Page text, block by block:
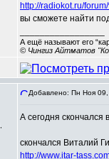
http://radiokot.ru/
вы сможете найти
А ещё называют его
© Чингиз Айтматов
Добавлено: Пн Ноя
А сегодня
скончался Виталий
http://www.itar-